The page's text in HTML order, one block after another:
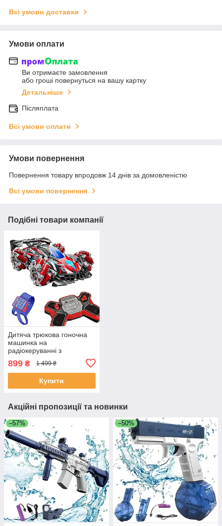
Всі умови доставки
Умови оплати
Ви отримаєте замовлення
або гроші повернуться на вашу картку
Детальніше
Післяплата
Всі умови оплати
Умови повернення
Повернення товару впродовж 14 днів за домовленістю
Всі умови повернення
Подібні товари компанії
Дитяча трюкова гоночна
машинка на
радіокеруванні з
музикою, керування рукою
жестами
899 ₴ 1 499 ₴
Купити
Акційні пропозиції та новинки
–57% –50%